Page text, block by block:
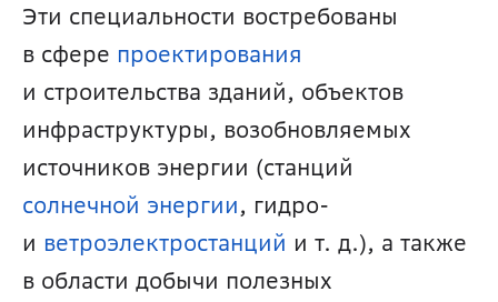
Эти специальности востребованы
в сфере
и строительства зданий, объектов
инфраструктуры, возобновляемых
солнечной энергии, гидро-
и ветроэлектростанций и т. д.), а также
в области добычи полезных